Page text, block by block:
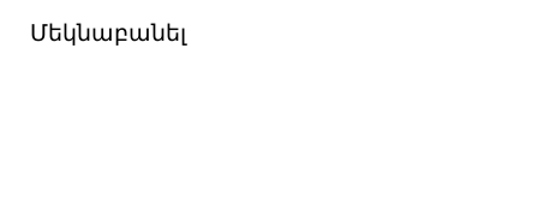
Մեկնաբանել